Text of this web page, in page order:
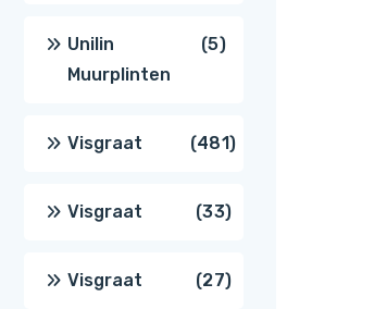
Unilin
Muurplinten
55
Visgraat 481481
Visgraat 3333
producten
Visgraat 2727